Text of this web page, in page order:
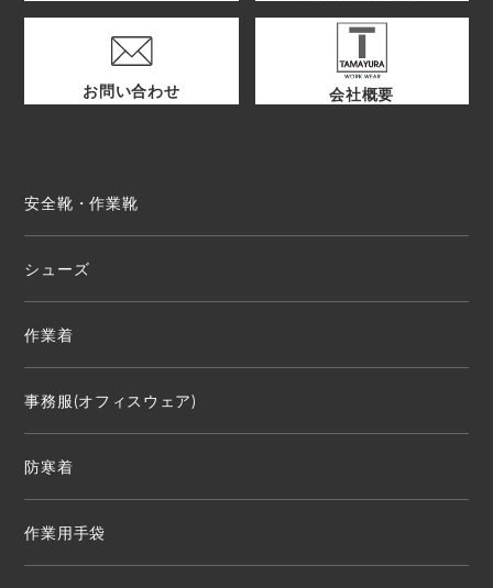
お問い合わせ 会社概要
安全靴・作業靴
シューズ
作業着
事務服(オフィスウェア)
防寒着
作業用手袋